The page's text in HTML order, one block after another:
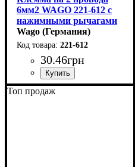
6мм2 WAGO 221-612 с
нажимными рычагами
Wago (Германия)
221-612
30.46грн
Устройство: клемма
Количество полюсов: 2
Сечение провода: 0,5-6
Наличие пасты: Нет
Тип: рычажный
Серия: 221
Топ продаж